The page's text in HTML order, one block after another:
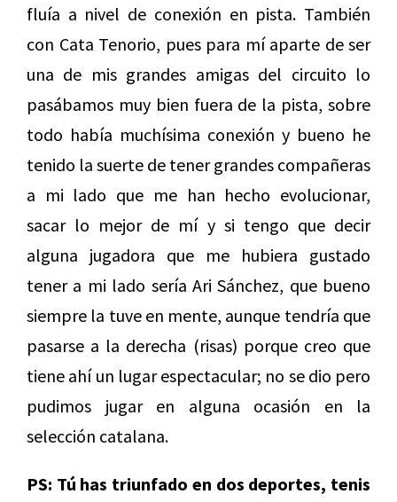
fluía a nivel de conexión en pista. También
con Cata Tenorio, pues para mí aparte de ser
una de mis grandes amigas del circuito lo
pasábamos muy bien fuera de la pista, sobre
todo había muchísima conexión y bueno he
tenido la suerte de tener grandes compañeras
a mi lado que me han hecho evolucionar,
sacar lo mejor de mí y si tengo que decir
alguna jugadora que me hubiera gustado
tener a mi lado sería Ari Sánchez, que bueno
siempre la tuve en mente, aunque tendría que
pasarse a la derecha (risas) porque creo que
tiene ahí un lugar espectacular; no se dio pero
pudimos jugar en alguna ocasión en la
selección catalana.
PS: Tú has triunfado en dos deportes, tenis